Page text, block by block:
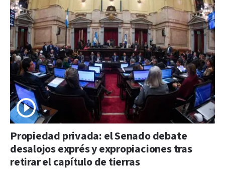
Propiedad privada: el Senado debate
desalojos exprés y expropiaciones tras
retirar el capítulo de tierras